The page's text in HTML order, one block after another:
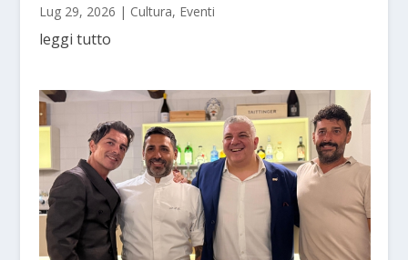
Lug 29, 2026 | Cultura, Eventi
leggi tutto